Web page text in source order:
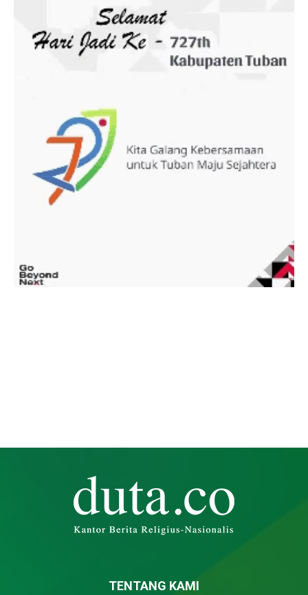
TENTANG KAMI